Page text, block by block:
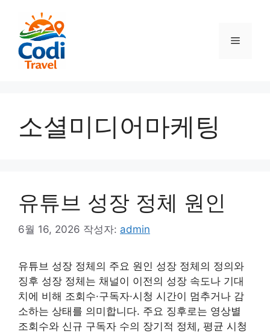
메
소셜미디어마케팅
유튜브 성장 정체 원인
6월 16, 2026 작성자: admin
유튜브 성장 정체의 주요 원인 성장 정체의 정의와
징후 성장 정체는 채널이 이전의 성장 속도나 기대
치에 비해 조회수·구독자·시청 시간이 멈추거나 감
소하는 상태를 의미합니다. 주요 징후로는 영상별
조회수와 신규 구독자 수의 장기적 정체, 평균 시청